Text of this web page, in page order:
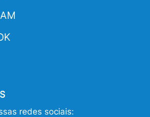
redes sociais: